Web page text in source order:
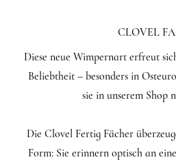
CLOVEL
Diese neue Wimpernart erfreut
Beliebtheit – besonders in
sie in unserem Shop
Die Clovel Fertig Fächer
Form: Sie erinnern optisch an